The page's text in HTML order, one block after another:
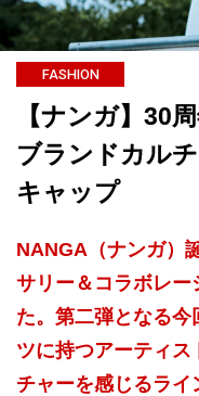
FASHION
【ナンガ】30
ブランドカル
キャップ
NANGA（ナンガ）
サリー＆コラボレー
た。第二弾となる
ツに持つアーティ
チャーを感じるライ